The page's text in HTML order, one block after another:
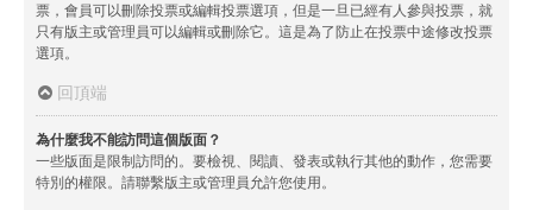
票，會員可以刪除投票或編輯投票選項，但是一旦已經有人參與投票，就
只有版主或管理員可以編輯或刪除它。這是為了防止在投票中途修改投票
選項。
回頂端
為什麼我不能訪問這個版面？
一些版面是限制訪問的。要檢視、閱讀、發表或執行其他的動作，您需要
特別的權限。請聯繫版主或管理員允許您使用。